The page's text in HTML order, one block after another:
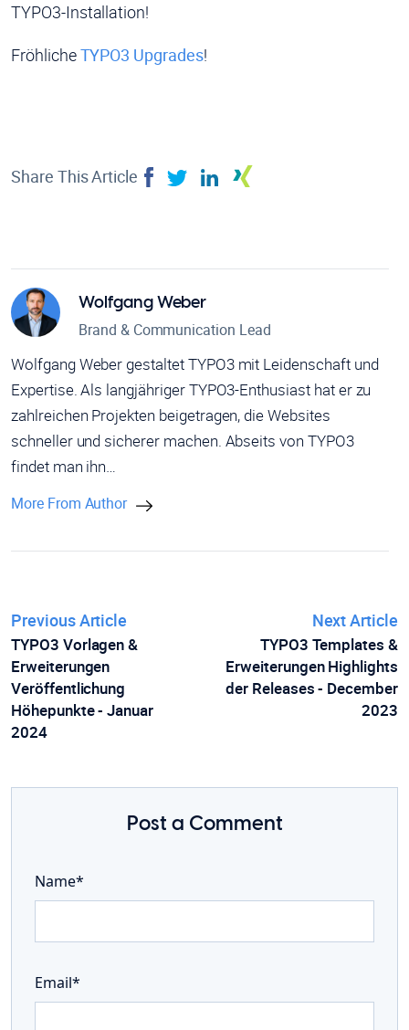
TYPO3-Installation!
FröhlicheTYPO3 Upgrades!
Share This Article
Wolfgang Weber
Brand & Communication Lead
Wolfgang Weber gestaltet TYPO3 mit Leidenschaft und
Expertise. Als langjähriger TYPO3-Enthusiast hat er zu
zahlreichen Projekten beigetragen, die Websites
schneller und sicherer machen. Abseits von TYPO3
findet man ihn…
More From Author
Previous Article
TYPO3 Vorlagen &
Erweiterungen
Veröffentlichung
Höhepunkte - Januar
2024
Next Article
TYPO3 Templates &
Erweiterungen Highlights
der Releases - December
2023
Post a Comment
Name*
Email*